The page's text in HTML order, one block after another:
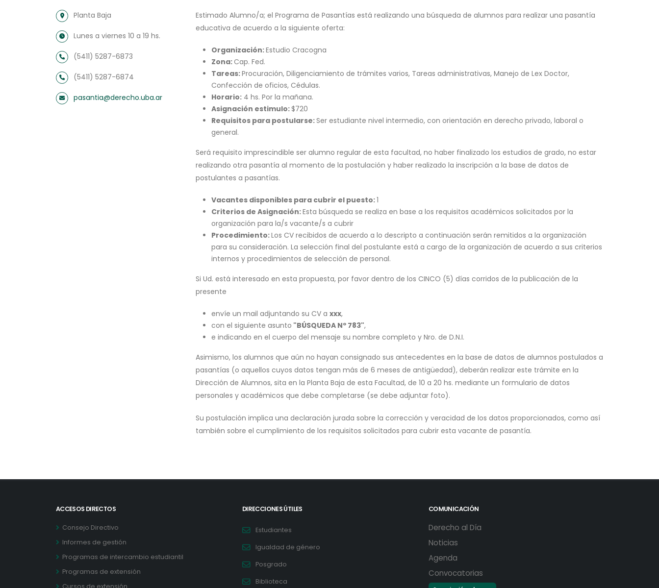
Planta Baja
Lunes a viernes 10 a 19 hs.
(5411) 5287-6873
(5411) 5287-6874
pasantia@derecho.uba.ar
Estimado Alumno/a; el Programa de Pasantías está realizando una búsqueda de alumnos para realizar una pasantía
educativa de acuerdo a la siguiente oferta:
Organización:Estudio Cracogna
Zona:Cap. Fed.
Tareas:Procuración, Diligenciamiento de trámites varios, Tareas administrativas, Manejo de Lex Doctor,
Confección de oficios, Cédulas.
Horario: 4 hs. Por la mañana.
Asignación estimulo:$720
Requisitos para postularse:Ser estudiante nivel intermedio, con orientación en derecho privado, laboral o
general.
Será requisito imprescindible ser alumno regular de esta facultad, no haber finalizado los estudios de grado, no estar
realizando otra pasantía al momento de la postulación y haber realizado la inscripción a la base de datos de
postulantes a pasantías.
Vacantes disponibles para cubrir el puesto:1
Criterios de Asignación:Esta búsqueda se realiza en base a los requisitos académicos solicitados por la
organización para la/s vacante/s a cubrir
Procedimiento:Los CV recibidos de acuerdo a lo descripto a continuación serán remitidos a la organización
para su consideración. La selección final del postulante está a cargo de la organización de acuerdo a sus criterios
internos y procedimientos de selección de personal.
Si Ud. está interesado en esta propuesta, por favor dentro de los CINCO (5) días corridos de la publicación de la
presente
envíe un mail adjuntando su CV a xxx,
con el siguiente asunto "BÚSQUEDA Nº 783",
e indicando en el cuerpo del mensaje su nombre completo y Nro. de D.N.I.
Asimismo, los alumnos que aún no hayan consignado sus antecedentes en la base de datos de alumnos postulados a
pasantías (o aquellos cuyos datos tengan más de 6 meses de antigüedad), deberán realizar este trámite en la
Dirección de Alumnos, sita en la Planta Baja de esta Facultad, de 10 a 20 hs. mediante un formulario de datos
personales y académicos que debe completarse (se debe adjuntar foto).
Su postulación implica una declaración jurada sobre la corrección y veracidad de los datos proporcionados, como así
también sobre el cumplimiento de los requisitos solicitados para cubrir esta vacante de pasantía.
ACCESOS DIRECTOS
Consejo Directivo
Informes de gestión
Programas de intercambio estudiantil
Programas de extensión
Cursos de extensión
DIRECCIONES ÚTILES
Estudiantes
Igualdad de género
Posgrado
Biblioteca
COMUNICACIÓN
Derecho al Día
Noticias
Agenda
Convocatorias